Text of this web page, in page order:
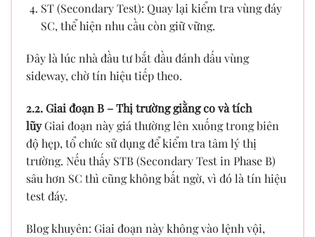
ST (Secondary Test): Quay lại kiểm tra vùng đáy
SC, thể hiện nhu cầu còn giữ vững.
Đây là lúc nhà đầu tư bắt đầu đánh dấu vùng
sideway, chờ tín hiệu tiếp theo.
2.2. Giai đoạn B – Thị trường giằng co và tích
lũyGiai đoạn này giá thường lên xuống trong biên
độ hẹp, tổ chức sử dụng để kiểm tra tâm lý thị
trường. Nếu thấy STB (Secondary Test in Phase B)
sâu hơn SC thì cũng không bất ngờ, vì đó là tín hiệu
test đáy.
Blog khuyên: Giai đoạn này không vào lệnh vội,